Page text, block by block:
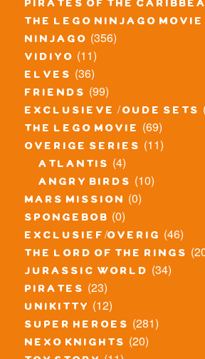
pirates of the
the lego ninjago movie
ninjago (356)
vidiyo (11)
elves (36)
friends (99)
exclusieve / oude sets
the lego movie (69)
overige series (11)
atlantis (4)
angry birds (10)
mars mission (0)
spongebob (0)
exclusief/overig (46)
the lord of the rings
jurassic world (34)
pirates (23)
unikitty (12)
super heroes (281)
nexo knights (20)